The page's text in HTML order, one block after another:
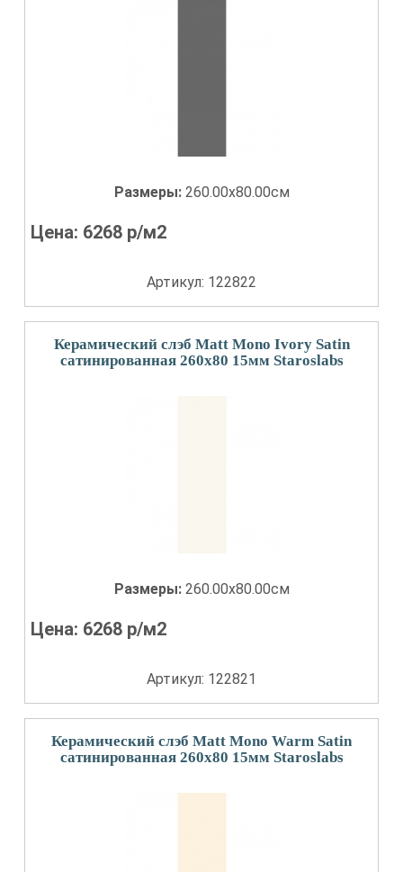
Размеры: 260.00x80.00см
Цена: 6268 р/м2
Артикул: 122822
Керамический слэб Matt Mono Ivory Satin
сатинированная 260x80 15мм Staroslabs
Размеры: 260.00x80.00см
Цена: 6268 р/м2
Артикул: 122821
Керамический слэб Matt Mono Warm Satin
сатинированная 260x80 15мм Staroslabs